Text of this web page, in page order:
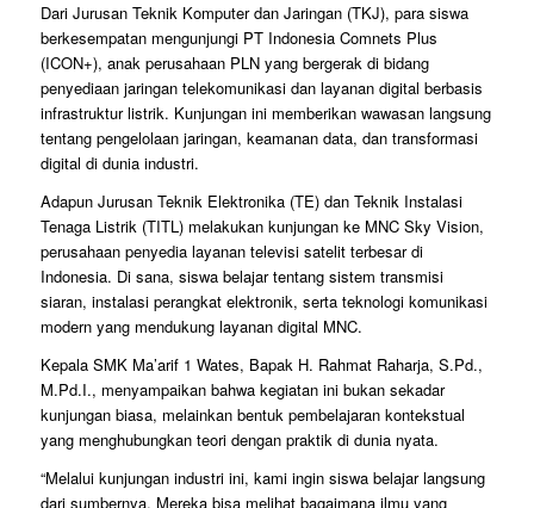
Dari Jurusan Teknik Komputer dan Jaringan (TKJ), para siswa
berkesempatan mengunjungi PT Indonesia Comnets Plus
(ICON+), anak perusahaan PLN yang bergerak di bidang
penyediaan jaringan telekomunikasi dan layanan digital berbasis
infrastruktur listrik. Kunjungan ini memberikan wawasan langsung
tentang pengelolaan jaringan, keamanan data, dan transformasi
digital di dunia industri.
Adapun Jurusan Teknik Elektronika (TE) dan Teknik Instalasi
Tenaga Listrik (TITL) melakukan kunjungan ke MNC Sky Vision,
perusahaan penyedia layanan televisi satelit terbesar di
Indonesia. Di sana, siswa belajar tentang sistem transmisi
siaran, instalasi perangkat elektronik, serta teknologi komunikasi
modern yang mendukung layanan digital MNC.
Kepala SMK Ma’arif 1 Wates, Bapak H. Rahmat Raharja, S.Pd.,
M.Pd.I., menyampaikan bahwa kegiatan ini bukan sekadar
kunjungan biasa, melainkan bentuk pembelajaran kontekstual
yang menghubungkan teori dengan praktik di dunia nyata.
“Melalui kunjungan industri ini, kami ingin siswa belajar langsung
dari sumbernya. Mereka bisa melihat bagaimana ilmu yang